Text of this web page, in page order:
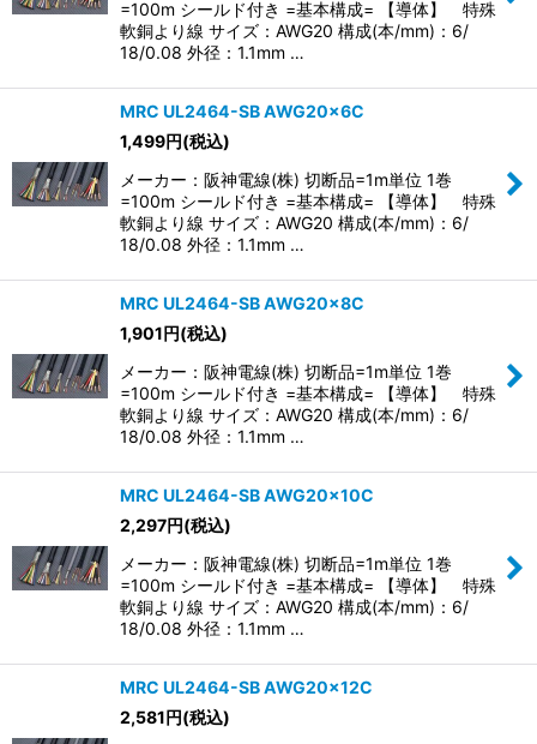
=100m シールド付き =基本構成= 【導体】 特殊
軟銅より線 サイズ：AWG20 構成(本/mm)：6/
18/0.08 外径：1.1mm …
MRC UL2464-SB AWG20×6C
1,499円(税込)
メーカー：阪神電線(株) 切断品=1m単位 1巻
=100m シールド付き =基本構成= 【導体】 特殊
軟銅より線 サイズ：AWG20 構成(本/mm)：6/
18/0.08 外径：1.1mm …
MRC UL2464-SB AWG20×8C
1,901円(税込)
メーカー：阪神電線(株) 切断品=1m単位 1巻
=100m シールド付き =基本構成= 【導体】 特殊
軟銅より線 サイズ：AWG20 構成(本/mm)：6/
18/0.08 外径：1.1mm …
MRC UL2464-SB AWG20×10C
2,297円(税込)
メーカー：阪神電線(株) 切断品=1m単位 1巻
=100m シールド付き =基本構成= 【導体】 特殊
軟銅より線 サイズ：AWG20 構成(本/mm)：6/
18/0.08 外径：1.1mm …
MRC UL2464-SB AWG20×12C
2,581円(税込)